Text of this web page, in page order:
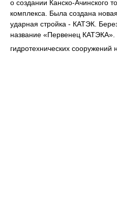
о создании Канско-Ачинского
комплекса. Была создана
ударная стройка - КАТЭК.
название «Первенец КАТЭКА».
гидротехнических сооружений